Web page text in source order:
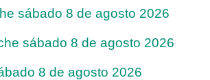
sábado 8 de agosto 2026
sábado 8 de agosto 2026
8 de agosto 2026